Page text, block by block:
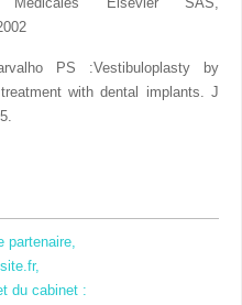
PS :Vestibuloplasty by
with dental implants. J
partenaire,
du cabinet :